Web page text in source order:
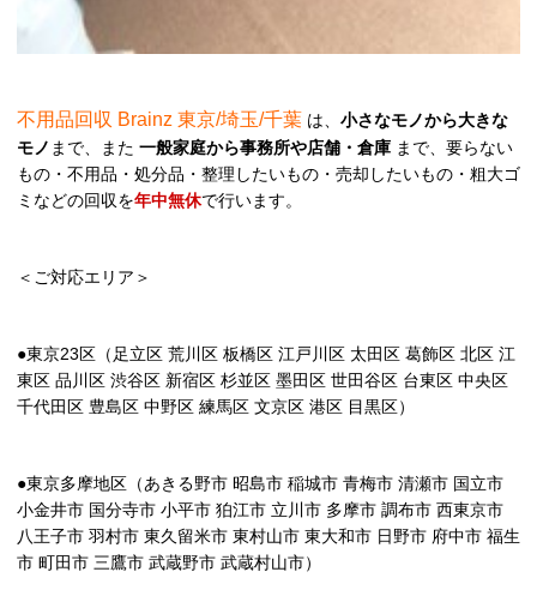
不用品回収 Brainz 東京/埼玉/千葉 は、 小さなモノから大きな
モノ まで、また 一般家庭から事務所や店舗・倉庫 まで、要らない
もの・不用品・処分品・整理したいもの・売却したいもの・粗大ゴ
ミなどの回収を年中無休で行います。
＜ご対応エリア＞
●東京23区（足立区 荒川区 板橋区 江戸川区 太田区 葛飾区 北区 江
東区 品川区 渋谷区 新宿区 杉並区 墨田区 世田谷区 台東区 中央区
千代田区 豊島区 中野区 練馬区 文京区 港区 目黒区）
●東京多摩地区（あきる野市 昭島市 稲城市 青梅市 清瀬市 国立市
小金井市 国分寺市 小平市 狛江市 立川市 多摩市 調布市 西東京市
八王子市 羽村市 東久留米市 東村山市 東大和市 日野市 府中市 福生
市 町田市 三鷹市 武蔵野市 武蔵村山市）